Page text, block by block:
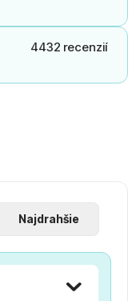
4432 recenzií
Najdrahšie